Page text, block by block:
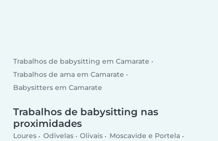
Trabalhos de babysitting em Camarate
Trabalhos de ama em Camarate
Babysitters em Camarate
Trabalhos de babysitting nas
proximidades
Loures Odivelas Olivais
Moscavide e Portela